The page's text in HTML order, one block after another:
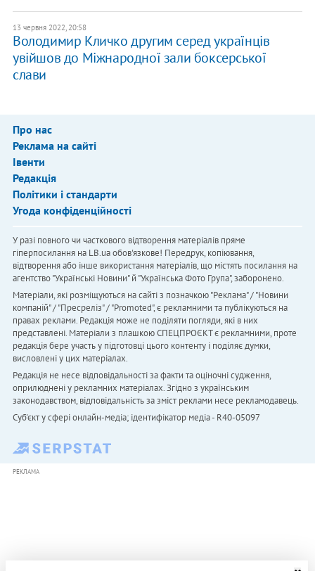
13 червня 2022, 20:58
Володимир Кличко другим серед українців
увійшов до Міжнародної зали боксерської
слави
Про нас
Реклама на сайті
Івенти
Редакція
Політики і стандарти
Угода конфіденційності
У разі повного чи часткового відтворення матеріалів пряме
гіперпосилання на LB.ua обов'язкове! Передрук, копіювання,
відтворення або інше використання матеріалів, що містять посилання на
агентство "Українськi Новини" й "Українська Фото Група", заборонено.
Матеріали, які розміщуються на сайті з позначкою "Реклама" / "Новини
компаній" / "Пресреліз" / "Promoted", є рекламними та публікуються на
правах реклами. Редакція може не поділяти погляди, які в них
представлені. Матеріали з плашкою СПЕЦПРОЄКТ є рекламними, проте
редакція бере участь у підготовці цього контенту і поділяє думки,
висловлені у цих матеріалах.
Редакція не несе відповідальності за факти та оціночні судження,
оприлюднені у рекламних матеріалах. Згідно з українським
законодавством, відповідальність за зміст реклами несе рекламодавець.
Cуб'єкт у сфері онлайн-медіа; ідентифікатор медіа - R40-05097
РЕКЛАМА